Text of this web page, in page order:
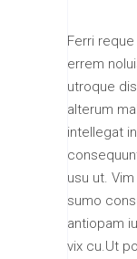
Ferri
errem
utroque
alterum
intellegat
usu ut.
sumo
antiopam
vix cu.Ut